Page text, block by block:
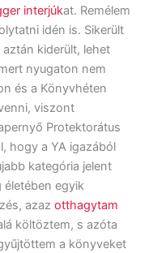
interjúkat. Remélem
idén is. Sikerült
kiderült, lehet
nyugaton nem
és a Könyvhéten
viszont
Protektorátus
hogy a YA igazából
kategória jelent
életében egyik
azazotthagytam
költöztem, s azóta
a könyveket